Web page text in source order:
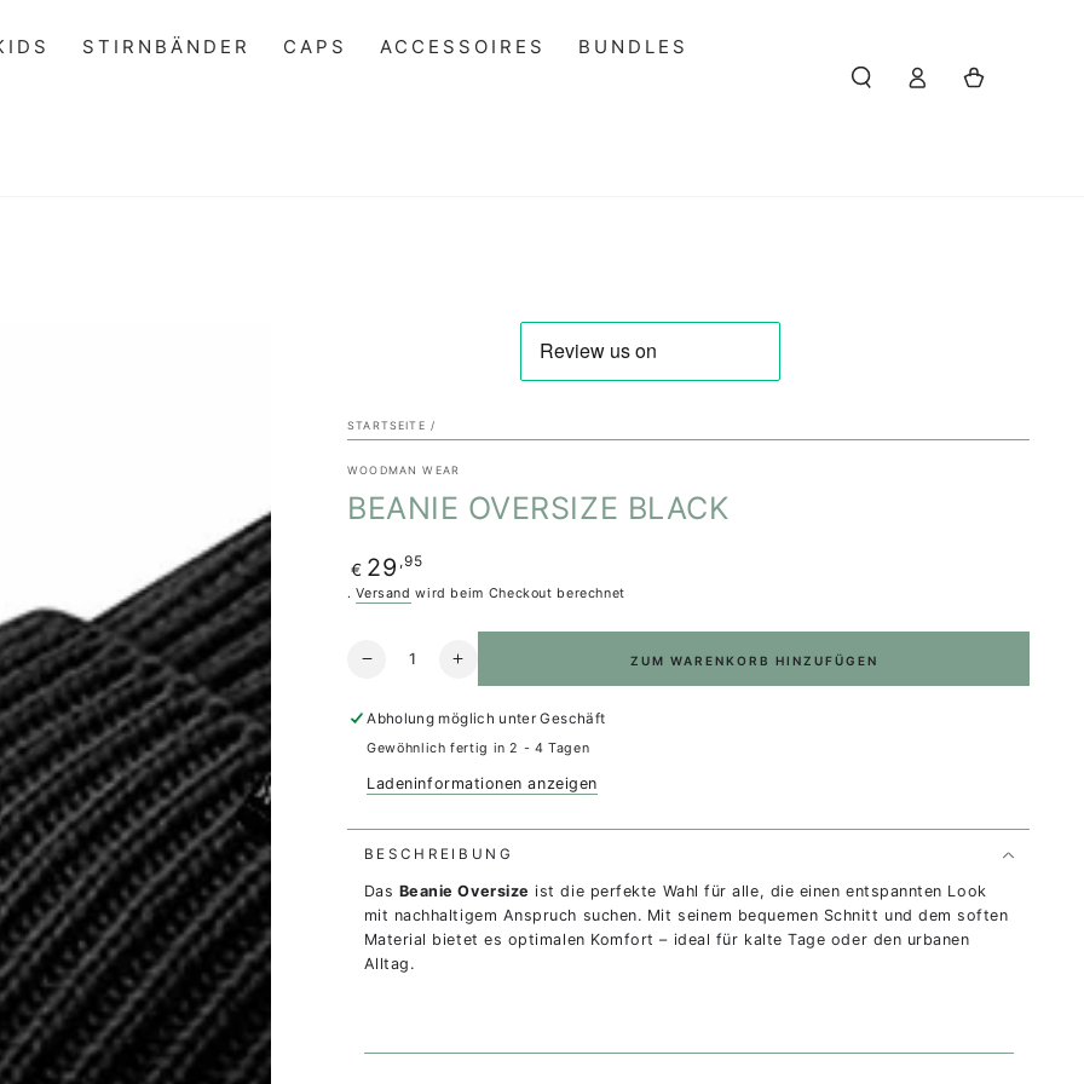
STIRNBÄNDER CAPS ACCESSOIRES BUNDLES
EinloggenWarenkorb
STARTSEITE /
WOODMAN WEAR
BEANIE OVERSIZE BLACK
Regulärer
Preis
€ 29 ,95
.Versand wird beim Checkout berechnet
Anzahl
Verringere
Menge
für
Oversize
Erhöhe
die
Menge
für
Beanie
Oversize
ZUM WARENKORB HINZUFÜGEN
Abholung möglich unterGeschäft
Gewöhnlich fertig in 2 - 4 Tagen
Ladeninformationen anzeigen
BESCHREIBUNG
Das Beanie Oversize ist die perfekte Wahl für alle, die einen entspannten Look
mit nachhaltigem Anspruch suchen. Mit seinem bequemen Schnitt und dem soften
Material bietet es optimalen Komfort – ideal für kalte Tage oder den urbanen
Alltag.